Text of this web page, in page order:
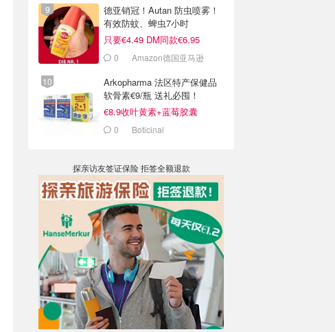
德亚销冠！Autan 防虫喷雾！
有效防蚊、蜱虫7小时
只要€4.49 DM同款€6.95
0 Amazon德国亚马逊
Arkopharma 法区特产保健品
软骨素€9/瓶 送礼必囤！
€8.9收叶黄素+蓝莓胶囊
0 Boticinal
探亲访友签证保险 拒签全额退款